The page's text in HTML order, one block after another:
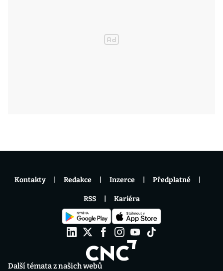
Další témata z našich webů
Kontakty Redakce Inzerce Předplatné
RSS Kariéra